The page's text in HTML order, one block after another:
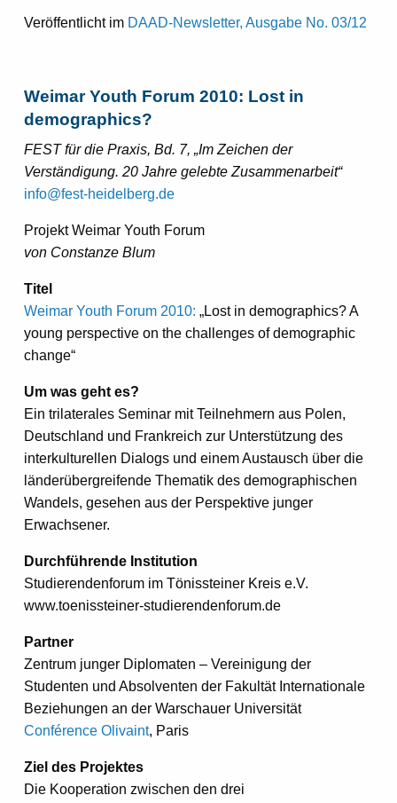
Veröffentlicht im DAAD-Newsletter, Ausgabe No. 03/12
Weimar Youth Forum 2010: Lost in
demographics?
FEST für die Praxis, Bd. 7, „Im Zeichen der
Verständigung. 20 Jahre gelebte Zusammenarbeit“
info@fest-heidelberg.de
Projekt Weimar Youth Forum
von Constanze Blum
Titel
Weimar Youth Forum 2010: „Lost in demographics? A
young perspective on the challenges of demographic
change“
Um was geht es?
Ein trilaterales Seminar mit Teilnehmern aus Polen,
Deutschland und Frankreich zur Unterstützung des
interkulturellen Dialogs und einem Austausch über die
länderübergreifende Thematik des demographischen
Wandels, gesehen aus der Perspektive junger
Erwachsener.
Durchführende Institution
Studierendenforum im Tönissteiner Kreis e.V.
www.toenissteiner-studierendenforum.de
Partner
Zentrum junger Diplomaten – Vereinigung der
Studenten und Absolventen der Fakultät Internationale
Beziehungen an der Warschauer Universität
Conférence Olivaint, Paris
Ziel des Projektes
Die Kooperation zwischen den drei